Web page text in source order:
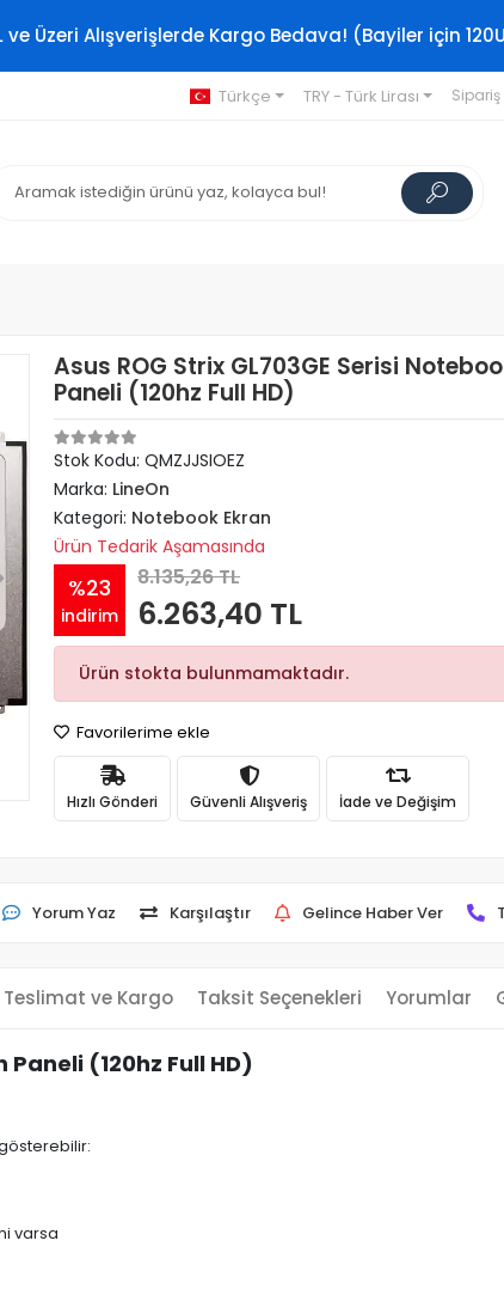
ve Üzeri Alışverişlerde Kargo Bedava! (Bayiler için
Türkçe TRY - Türk Lirası
Asus ROG Strix GL703GE Serisi
Paneli (120hz Full HD)
Stok Kodu: QMZJJSIOEZ
Marka: LineOn
Kategori: Notebook Ekran
Ürün Tedarik Aşamasında
%23
indirim
8.135,26 TL
6.263,40 TL
Ürün stokta bulunmamaktadır.
Favorilerime ekle
Hızlı Gönderi Güvenli Alışveriş İade ve Değişim
Yorum Yaz Karşılaştır Gelince Haber Ver
Teslimat ve Kargo Taksit Seçenekleri Yorumlar
Paneli (120hz Full HD)
varsa